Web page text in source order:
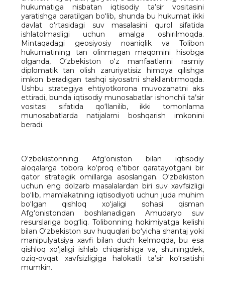
hukumatiga nisbatan iqtisodiy ta’sir vositasini
yaratishga qaratilgan bo‘lib, shunda bu hukumat ikki
davlat o‘rtasidagi suv masalasini qurol sifatida
ishlatolmasligi uchun amalga oshirilmoqda.
Mintaqadagi geosiyosiy noaniqlik va Tolibon
hukumatining tan olinmagan maqomini hisobga
olganda, O‘zbekiston o‘z manfaatlarini rasmiy
diplomatik tan olish zaruriyatisiz himoya qilishga
imkon beradigan tashqi siyosatni shakllantirmoqda.
Ushbu strategiya ehtiyotkorona muvozanatni aks
ettiradi, bunda iqtisodiy munosabatlar ishonchli ta’sir
vositasi sifatida qo‘llanilib, ikki tomonlama
munosabatlarda natijalarni boshqarish imkonini
beradi.
O‘zbekistonning Afg‘oniston bilan iqtisodiy
aloqalarga tobora ko‘proq e’tibor qaratayotgani bir
qator strategik omillarga asoslangan. O‘zbekiston
uchun eng dolzarb masalalardan biri suv xavfsizligi
bo‘lib, mamlakatning iqtisodiyoti uchun juda muhim
bo‘lgan qishloq xo‘jaligi sohasi qisman
Afg‘onistondan boshlanadigan Amudaryo suv
resurslariga bog‘liq. Tolibonning hokimiyatga kelishi
bilan O‘zbekiston suv huquqlari bo‘yicha shantaj yoki
manipulyatsiya xavfi bilan duch kelmoqda, bu esa
qishloq xo‘jaligi ishlab chiqarishiga va, shuningdek,
oziq-ovqat xavfsizligiga halokatli ta’sir ko‘rsatishi
mumkin.